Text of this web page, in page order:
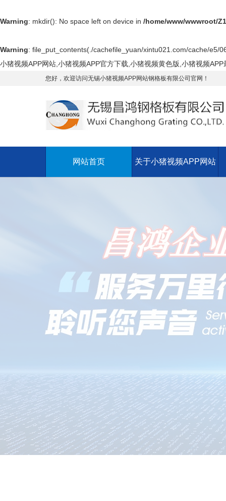
Warning: mkdir(): No space left on device in /home/www/wwwroot/
Warning: file_put_contents(./cachefile_yuan/xintu021.com/cache/
小猪视频APP网站,小猪视频APP官方下载,小猪视频黄色版,小猪视频APP
您好，欢迎访问无锡小猪视频APP网站钢格板有限公司官网！
网站首页 关于小猪视频APP网站